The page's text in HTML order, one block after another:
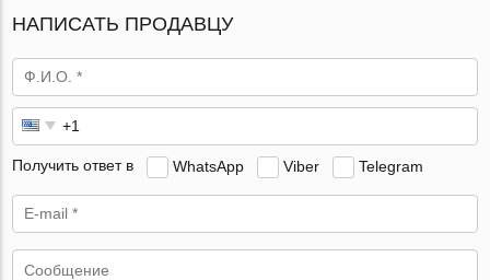
НАПИСАТЬ ПРОДАВЦУ
Получить ответ в WhatsApp Viber Telegram